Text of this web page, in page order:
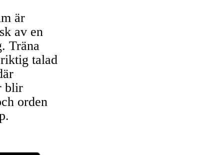
är
av en
Träna
talad
blir
orden